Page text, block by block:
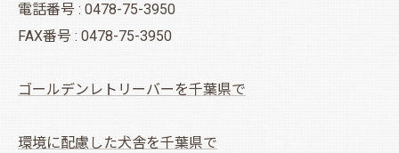
電話番号 : 0478-75-3950
FAX番号 : 0478-75-3950
ゴールデンレトリーバーを千葉県で
環境に配慮した犬舎を千葉県で